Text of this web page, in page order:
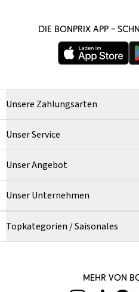
DIE BONPRIX APP –
Unsere Zahlungsarten
Unser Service
Unser Angebot
Unser Unternehmen
Topkategorien / Saisonales
MEHR VON